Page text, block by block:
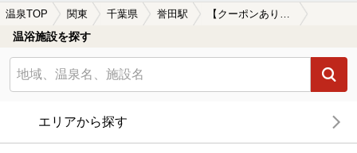
温泉TOP 関東 千葉県 誉田駅 【クーポンあり】冷え性に効能がある誉田駅近くの温泉、日帰り温泉、スーパー銭湯おすすめ
温浴施設を探す
エリアから探す